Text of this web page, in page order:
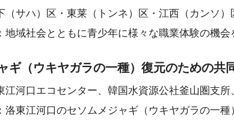
（サハ）区・東莱（トンネ）区・江西（カンソ
地域社会とともに青少年に様々な職業体験の機会
ギ（ウキヤガラの一種）復元のための共
江河口エコセンター、韓国水資源公社釜山圏支
洛東江河口のセソムメジャギ（ウキヤガラの一